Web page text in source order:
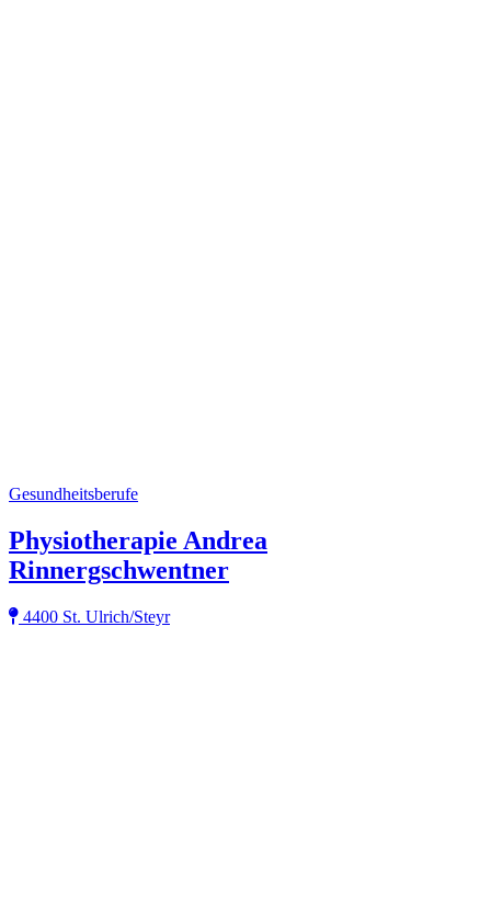
Gesundheitsberufe
Physiotherapie Andrea
Rinnergschwentner
4400 St. Ulrich/Steyr